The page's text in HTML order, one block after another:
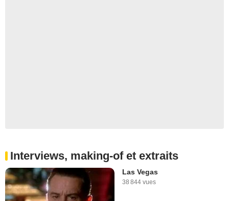
Interviews, making-of et extraits
Las Vegas
38 844 vues